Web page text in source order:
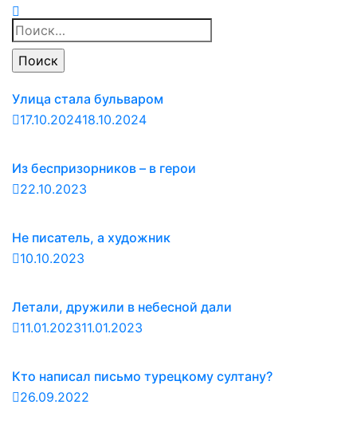
Найти:
Улица стала бульваром
17.10.202418.10.2024
Из беспризорников – в герои
22.10.2023
Не писатель, а художник
10.10.2023
Летали, дружили в небесной дали
11.01.202311.01.2023
Кто написал письмо турецкому султану?
26.09.2022